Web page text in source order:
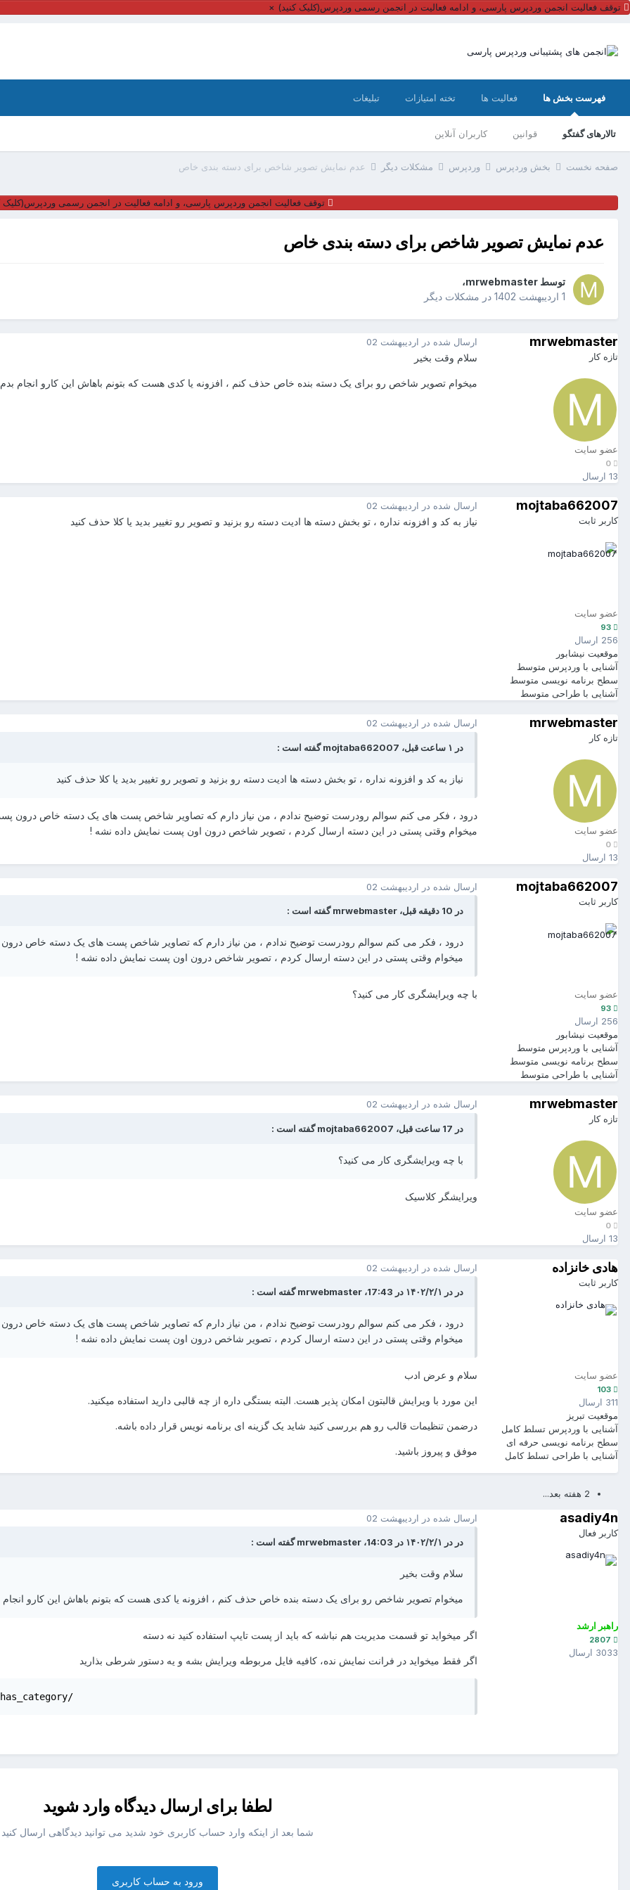
توقف فعالیت انجمن وردپرس پارسی، و ادامه فعالیت در انجمن رسمی وردپرس(کلیک کنید) ×
فهرست بخش ها
تالارهای گفتگو قوانین کاربران آنلاین
فعالیت ها تخته امتیازات تبلیغات
صفحه نخست بخش وردپرس وردپرس مشکلات دیگر عدم نمایش تصویر شاخص برای دسته بندی خاص
توقف فعالیت انجمن وردپرس پارسی، و ادامه فعالیت در انجمن رسمی وردپرس(کلیک
عدم نمایش تصویر شاخص برای دسته بندی خاص
توسط mrwebmaster،
1 اردیبهشت 1402
در مشکلات دیگر
mrwebmaster
تازه کار
عضو سایت
13 ارسال
ارسال شده در اردیبهشت 02
سلام وقت بخیر
میخوام تصویر شاخص رو برای یک دسته بنده خاص حذف کنم ، افزونه یا کدی هست که بتونم باهاش این کارو انجام
mojtaba662007
کاربر ثابت
عضو سایت
256 ارسال
موقعیت نیشابور
آشنایی با وردپرس متوسط
سطح برنامه نویسی متوسط
آشنایی با طراحی متوسط
ارسال شده در اردیبهشت 02
نیاز به کد و افزونه نداره ، تو بخش دسته ها ادیت دسته رو بزنید و تصویر رو تغییر بدید یا کلا حذف کنید
mrwebmaster
تازه کار
عضو سایت
13 ارسال
ارسال شده در اردیبهشت 02
در ۱ ساعت قبل، mojtaba662007 گفته است :
نیاز به کد و افزونه نداره ، تو بخش دسته ها ادیت دسته رو بزنید و تصویر رو تغییر بدید یا کلا حذف کنید
درود ، فکر می کنم سوالم رودرست توضیح ندادم ، من نیاز دارم که تصاویر شاخص پست های یک دسته خاص درون
میخوام وقتی پستی در این دسته ارسال کردم ، تصویر شاخص درون اون پست نمایش داده نشه !
mojtaba662007
کاربر ثابت
عضو سایت
256 ارسال
موقعیت نیشابور
آشنایی با وردپرس متوسط
سطح برنامه نویسی متوسط
آشنایی با طراحی متوسط
ارسال شده در اردیبهشت 02
در 10 دقیقه قبل، mrwebmaster گفته است :
درود ، فکر می کنم سوالم رودرست توضیح ندادم ، من نیاز دارم که تصاویر شاخص پست های یک دسته خاص درون
میخوام وقتی پستی در این دسته ارسال کردم ، تصویر شاخص درون اون پست نمایش داده نشه !
با چه ویرایشگری کار می کنید؟
mrwebmaster
تازه کار
عضو سایت
13 ارسال
ارسال شده در اردیبهشت 02
در 17 ساعت قبل، mojtaba662007 گفته است :
با چه ویرایشگری کار می کنید؟
ویرایشگر کلاسیک
هادی خانزاده
کاربر ثابت
عضو سایت
311 ارسال
موقعیت تبریز
آشنایی با وردپرس تسلط کامل
سطح برنامه نویسی حرفه ای
آشنایی با طراحی تسلط کامل
ارسال شده در اردیبهشت 02
در در ۱۴۰۲/۲/۱ در 17:43، mrwebmaster گفته است :
درود ، فکر می کنم سوالم رودرست توضیح ندادم ، من نیاز دارم که تصاویر شاخص پست های یک دسته خاص درون
میخوام وقتی پستی در این دسته ارسال کردم ، تصویر شاخص درون اون پست نمایش داده نشه !
سلام و عرض ادب
این مورد با ویرایش قالبتون امکان پذیر هست. البته بستگی داره از چه قالبی دارید استفاده میکنید.
درضمن تنظیمات قالب رو هم بررسی کنید شاید یک گزینه ای برنامه نویس قرار داده باشه.
موفق و پیروز باشید.
2 هفته بعد...
asadiy4n
کاربر فعال
راهبر ارشد
3033 ارسال
ارسال شده در اردیبهشت 02
در در ۱۴۰۲/۲/۱ در 14:03، mrwebmaster گفته است :
سلام وقت بخیر
میخوام تصویر شاخص رو برای یک دسته بنده خاص حذف کنم ، افزونه یا کدی هست که بتونم باهاش این کارو انجام
اگر میخواید تو قسمت مدیریت هم نباشه که باید از پست تایپ استفاده کنید نه دسته
اگر فقط میخواید در فرانت نمایش نده، کافیه فایل مربوطه ویرایش بشه و یه دستور شرطی بذارید
لطفا برای ارسال دیدگاه وارد شوید
شما بعد از اینکه وارد حساب کاربری خود شدید می توانید دیدگاهی ارسال کنید
ورود به حساب کاربری